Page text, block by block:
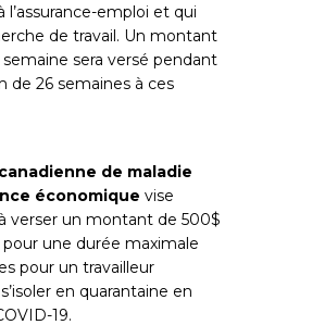
l’assurance-emploi et qui
de travail. Un montant
sera versé pendant
de 26 semaines à ces
de maladie
économique vise
verser un montant de 500$
une durée maximale
pour un travailleur
en quarantaine en
19.